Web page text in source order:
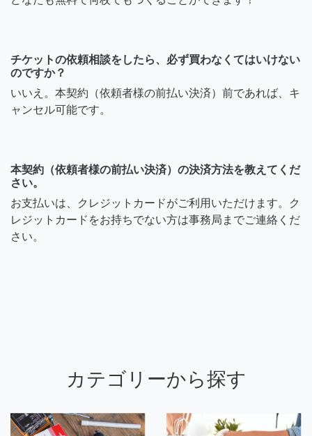
チケットの依頼相談をしたら、必ず買わなくてはいけない
のですか？
いいえ。本契約（依頼者様の前払い決済）前であれば、キ
ャンセル可能です。
本契約（依頼者様の前払い決済）の決済方法を教えてくだ
さい。
お支払いは、クレジットカードがご利用いただけます。ク
レジットカードをお持ちでない方は事務局までご連絡くだ
さい。
カテゴリーから探す